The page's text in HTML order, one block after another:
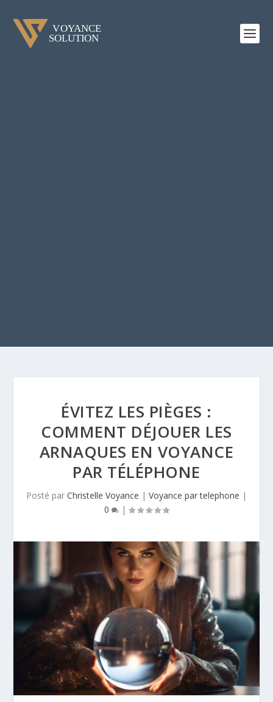
ÉVITEZ LES PIÈGES :
COMMENT DÉJOUER LES
ARNAQUES EN VOYANCE
PAR TÉLÉPHONE
Posté par Christelle Voyance | Voyance par telephone |
0
|